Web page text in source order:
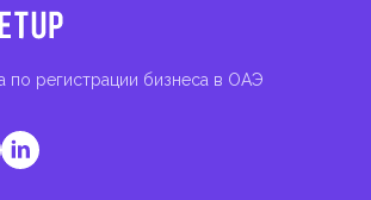
по регистрации бизнеса в ОАЭ